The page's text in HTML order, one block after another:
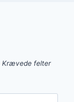
Krævede felter